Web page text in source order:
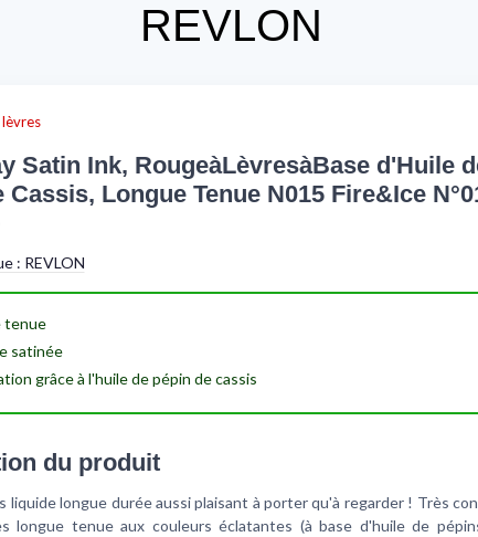
REVLON
lèvres
Satin Ink, RougeàLèvresàBase d'Huile
Cassis, Longue Tenue N015 Fire&Ice
: REVLON
tenue
satinée
grâce à l'huile de pépin de cassis
du produit
liquide longue durée aussi plaisant à porter qu'à regarder ! Très
longue tenue aux couleurs éclatantes (à base d'huile de